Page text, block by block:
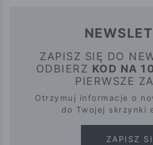
ZAPISZ SIĘ DO
ODBIERZ KOD NA
PIERWSZE
Otrzymuj informacje o
do Twojej skrzynki
ZAPISZ